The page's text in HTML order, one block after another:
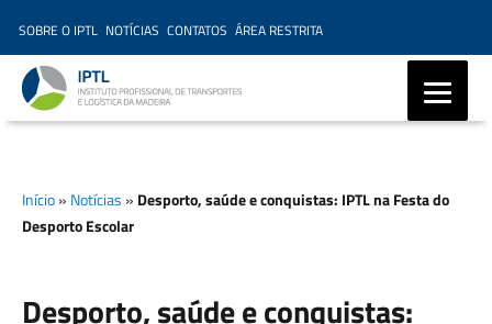
SOBRE O IPTL NOTÍCIAS CONTATOS ÁREA RESTRITA
Madeira, Ensino Profissional,
Formação Marítima,
Início» Notícias » Desporto, saúde e conquistas: IPTL na Festa do
Desporto Escolar
Desporto, saúde e conquistas: